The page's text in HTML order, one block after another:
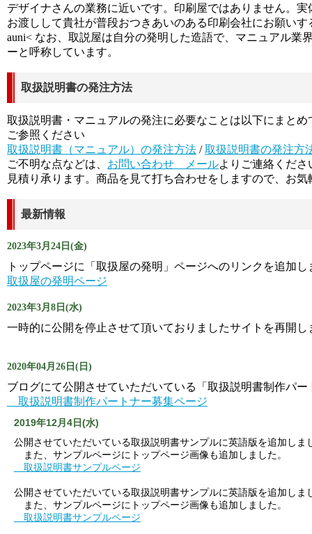
デザイナさんの業務に近いです。印刷屋ではありません。
お渡しして貴社が普段おつきあいのある印刷会社にお願い
auni< なお、取説屋は自分の発明した造語で、マニュアル
ーと呼称しています。
取扱説明書の発注方法
取扱説明書・マニュアルの発注に必要なことは以下にまとめ
ご参照ください
取扱説明書（マニュアル）の発注方法 /取扱説明書の発注方
ご不明な点などは、 お問い合わせ メールよりご連絡くださ
見積り承ります。商品を見て打ち合わせをしますので、お
最新情報
2023年3月24日(金)
トップページに「取扱屋の発明」ページへのリンクを追加し
取扱屋の発明ページ
2023年3月8日(水)
一時的に公開を停止させて頂いておりましたサイトを再開し
2020年04月26日(日)
ブログにて公開させていただいている「取扱説明書制作パ
取扱説明書制作パートナー募集ページ
2019年12月4日(水)
公開させていただいている取扱説明書サンプルに英語版を追加しま
また、サンプルページにトップページ画像も追加しました。
取扱説明書サンプルページ
公開させていただいている取扱説明書サンプルに英語版を追加しま
また、サンプルページにトップページ画像も追加しました。
取扱説明書サンプルページ